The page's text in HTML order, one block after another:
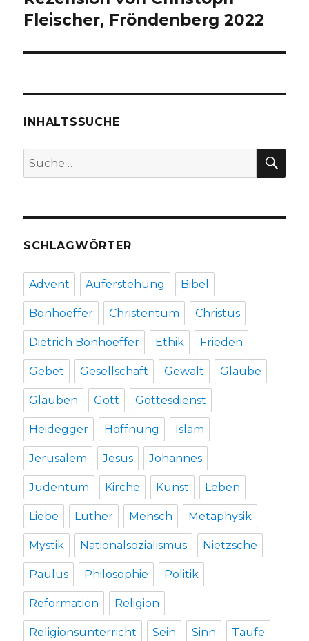
Fleischer, Fröndenberg 2022
INHALTSSUCHE
Suche
nach:
SCHLAGWÖRTER
Advent Auferstehung Bibel
Bonhoeffer Christentum Christus
Dietrich Bonhoeffer Ethik Frieden
Gebet Gesellschaft Gewalt Glaube
Glauben Gott Gottesdienst
Heidegger Hoffnung Islam
Jerusalem Jesus Johannes
Judentum Kirche Kunst Leben
Liebe Luther Mensch Metaphysik
Mystik Nationalsozialismus Nietzsche
Paulus Philosophie Politik
Reformation Religion
Religionsunterricht Sein Sinn Taufe